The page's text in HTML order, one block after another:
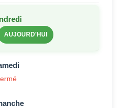
AUJOURD'HUI